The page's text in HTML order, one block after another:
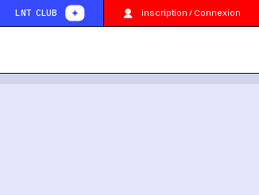
LNT CLUB inscription / Connexion